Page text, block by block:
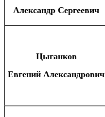
Александр Сергеевич
Цыганков
Евгений Александрович